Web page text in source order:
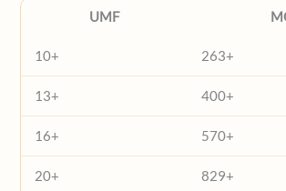
UMF
10+ 263+
13+ 400+
16+ 570+
20+ 829+